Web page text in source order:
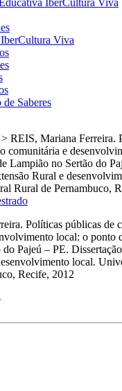
IberCultura Viva
Viva
de Saberes
> REIS, Mariana Ferreira.
comunitária e
Lampião no Sertão do
Rural e
Rural de Pernambuco,
Políticas públicas de
local: o ponto
Pajeú – PE.
local.
Recife, 2012